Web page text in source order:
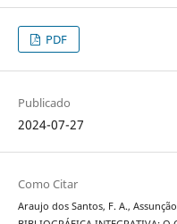
PDF
Publicado
2024-07-27
Como Citar
Araujo dos Santos, F. A.,